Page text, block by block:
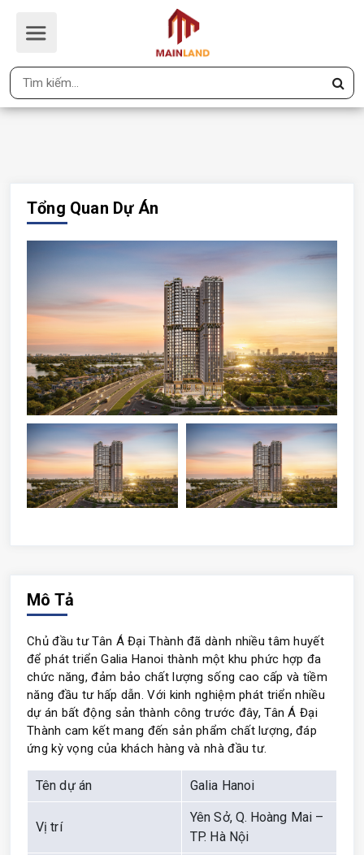
GALIA HA NOI
GALIA HA NOI
Tổng Quan Dự Án
Mô Tả
Chủ đầu tư Tân Á Đại Thành đã dành nhiều tâm huyết
để phát triển Galia Hanoi thành một khu phức hợp đa
chức năng, đảm bảo chất lượng sống cao cấp và tiềm
năng đầu tư hấp dẫn. Với kinh nghiệm phát triển nhiều
dự án bất động sản thành công trước đây, Tân Á Đại
Thành cam kết mang đến sản phẩm chất lượng, đáp
ứng kỳ vọng của khách hàng và nhà đầu tư.
Tên dự án Galia Hanoi
Vị trí
Yên Sở, Q. Hoàng Mai –
TP. Hà Nội